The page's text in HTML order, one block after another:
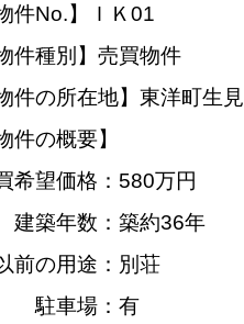
件No.】ＩＫ01
件種別】売買物件
件の所在地】東洋町生見
件の概要】
希望価格：580万円
築年数：築約36年
前の用途：別荘
車場：有